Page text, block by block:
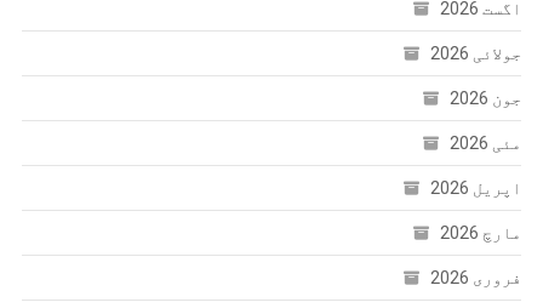
اگست 2026
جولائی 2026
جون 2026
مئی 2026
اپریل 2026
مارچ 2026
فروری 2026